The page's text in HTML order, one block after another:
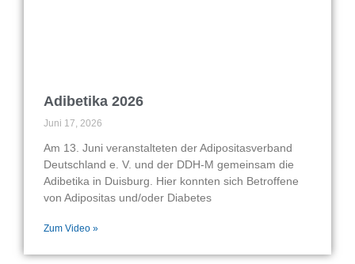
Adibetika 2026
Juni 17, 2026
Am 13. Juni veranstalteten der Adipositasverband
Deutschland e. V. und der DDH-M gemeinsam die
Adibetika in Duisburg. Hier konnten sich Betroffene
von Adipositas und/oder Diabetes
Zum Video »